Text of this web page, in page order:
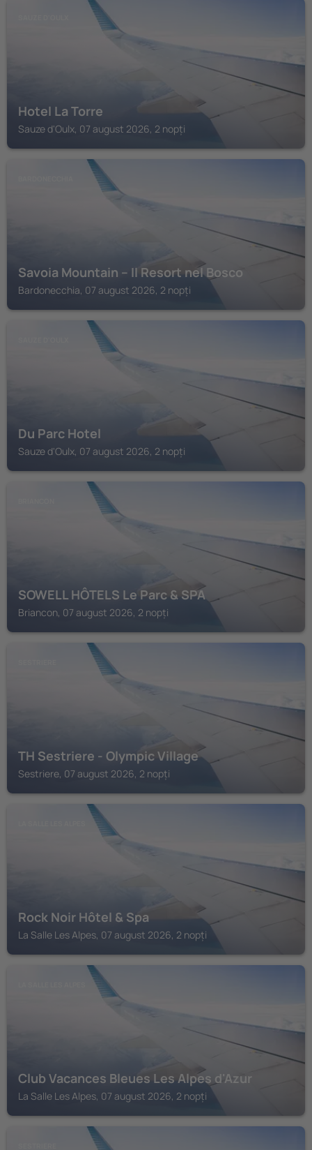
Hotel La Torre
Sauze d'Oulx, 07 august 2026, 2 nopți
Savoia Mountain – Il Resort nel Bosco
Bardonecchia, 07 august 2026, 2 nopți
Du Parc Hotel
Sauze d'Oulx, 07 august 2026, 2 nopți
SOWELL HÔTELS Le Parc & SPA
Briancon, 07 august 2026, 2 nopți
TH Sestriere - Olympic Village
Sestriere, 07 august 2026, 2 nopți
Rock Noir Hôtel & Spa
La Salle Les Alpes, 07 august 2026, 2 nopți
Club Vacances Bleues Les Alpes d'Azur
La Salle Les Alpes, 07 august 2026, 2 nopți